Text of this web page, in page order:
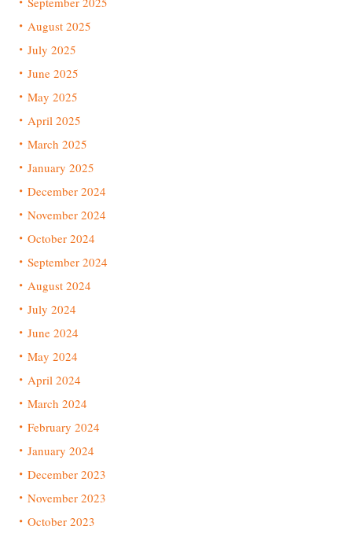
August 2025
July 2025
June 2025
May 2025
April 2025
March 2025
January 2025
December 2024
November 2024
October 2024
September 2024
August 2024
July 2024
June 2024
May 2024
April 2024
March 2024
February 2024
January 2024
December 2023
November 2023
October 2023